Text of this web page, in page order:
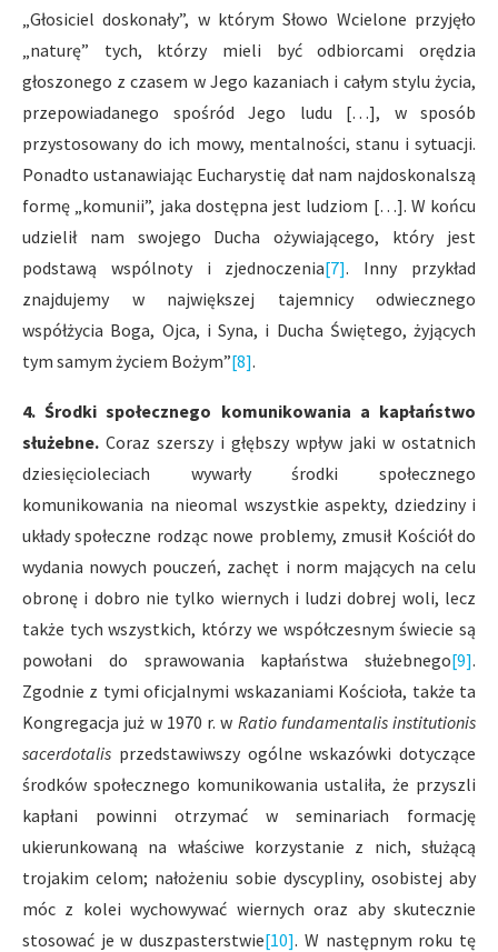
„Głosiciel doskonały”, w którym Słowo Wcielone przyjęło
„naturę” tych, którzy mieli być odbiorcami orędzia
głoszonego z czasem w Jego kazaniach i całym stylu życia,
przepowiadanego spośród Jego ludu […], w sposób
przystosowany do ich mowy, mentalności, stanu i sytuacji.
Ponadto ustanawiając Eucharystię dał nam najdoskonalszą
formę „komunii”, jaka dostępna jest ludziom […]. W końcu
udzielił nam swojego Ducha ożywiającego, który jest
podstawą wspólnoty i zjednoczenia[7]. Inny przykład
znajdujemy w największej tajemnicy odwiecznego
współżycia Boga, Ojca, i Syna, i Ducha Świętego, żyjących
tym samym życiem Bożym”[8].
4. Środki społecznego komunikowania a kapłaństwo
służebne. Coraz szerszy i głębszy wpływ jaki w ostatnich
dziesięcioleciach wywarły środki społecznego
komunikowania na nieomal wszystkie aspekty, dziedziny i
układy społeczne rodząc nowe problemy, zmusił Kościół do
wydania nowych pouczeń, zachęt i norm mających na celu
obronę i dobro nie tylko wiernych i ludzi dobrej woli, lecz
także tych wszystkich, którzy we współczesnym świecie są
powołani do sprawowania kapłaństwa służebnego[9].
Zgodnie z tymi oficjalnymi wskazaniami Kościoła, także ta
Kongregacja już w 1970 r. w Ratio fundamentalis institutionis
sacerdotalis przedstawiwszy ogólne wskazówki dotyczące
środków społecznego komunikowania ustaliła, że przyszli
kapłani powinni otrzymać w seminariach formację
ukierunkowaną na właściwe korzystanie z nich, służącą
trojakim celom; nałożeniu sobie dyscypliny, osobistej aby
móc z kolei wychowywać wiernych oraz aby skutecznie
stosować je w duszpasterstwie[10]. W następnym roku tę